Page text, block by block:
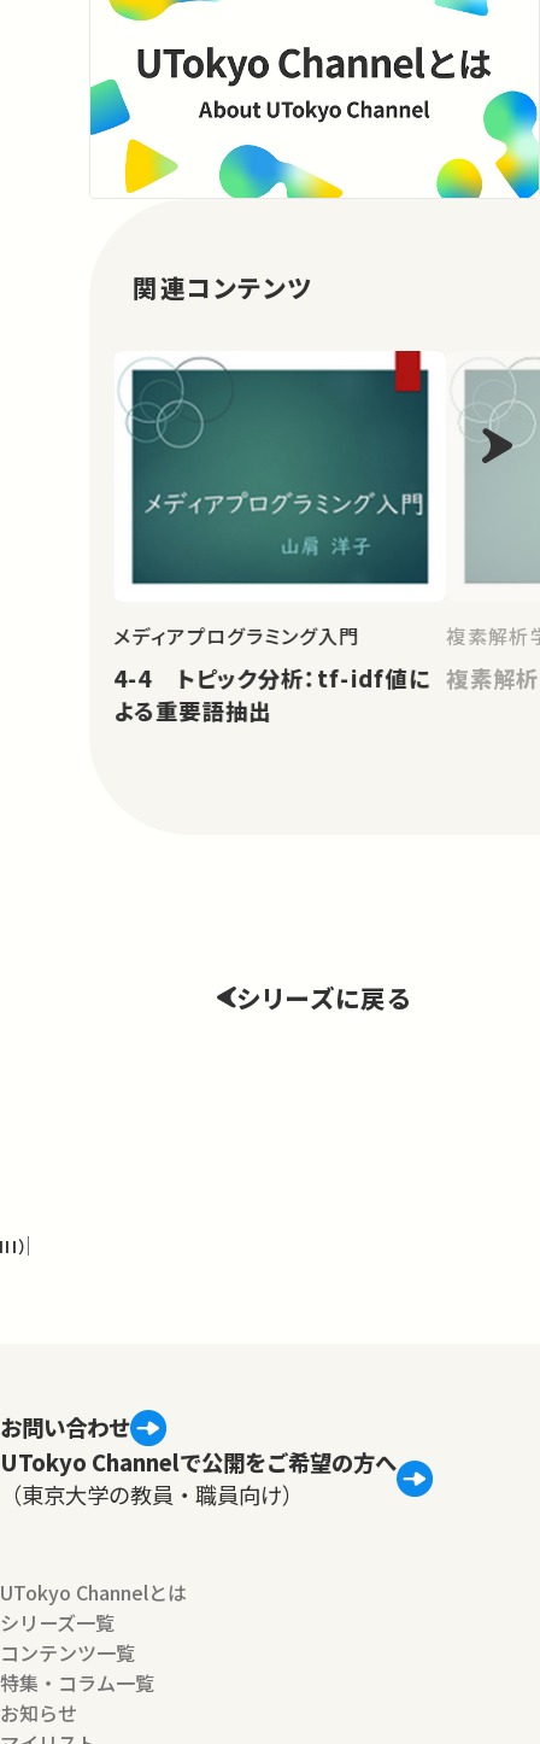
関連コンテンツ
メディアプログラミング入門
4-4 トピック分析：tf-idf値に
よる重要語抽出
複素解析
複素解
シリーズに戻る
）
お問い合わせ
UTokyo Channelで公開をご希望の方へ
（東京大学の教員・職員向け）
UTokyo Channelとは
シリーズ一覧
コンテンツ一覧
特集・コラム一覧
お知らせ